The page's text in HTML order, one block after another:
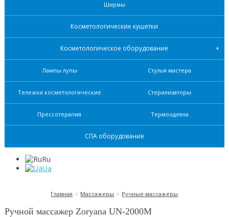
Ширмы
Косметологические кушетки
Косметологическое оборудование
Лампы лупы Стулья мастера
Тележки косметологические Стерилизаторы
Прессотерапия Термоодеяла
СПА оборудование
Ru
Ua
Главная » Массажеры » Ручные массажеры
Ручной массажер Zoryana UN-2000M